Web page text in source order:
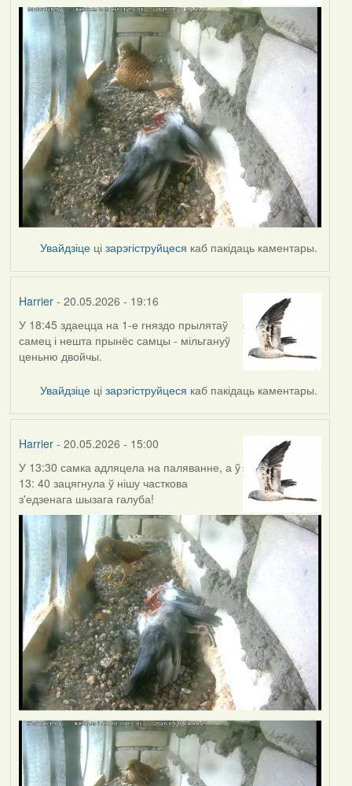
Увайдзіце цізарэгіструйцеся каб пакідаць каментары.
Harrier- 20.05.2026 - 19:16
У 18:45 здаецца на 1-е гняздо прылятаў
самец і нешта прынёс самцы - мільгануў
ценьню двойчы.
Увайдзіце цізарэгіструйцеся каб пакідаць каментары.
Harrier- 20.05.2026 - 15:00
У 13:30 самка адляцела на паляванне, а ў
13: 40 зацягнула ў нішу часткова
з'едзенага шызага галуба!